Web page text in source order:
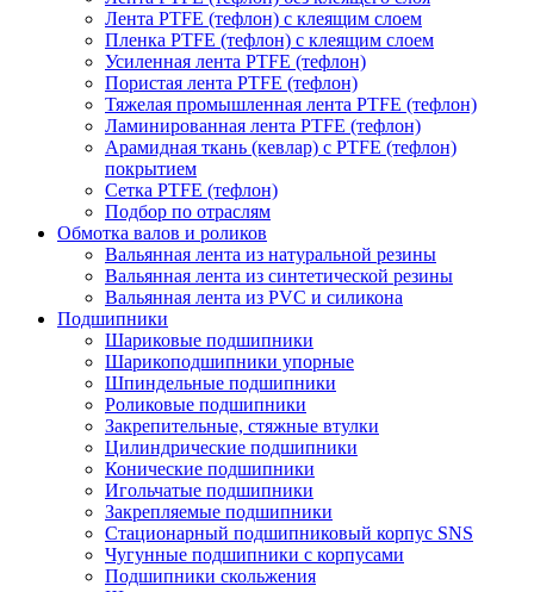
Лента PTFE (тефлон) с клеящим слоем
Пленка PTFE (тефлон) с клеящим слоем
Усиленная лента PTFE (тефлон)
Пористая лента PTFE (тефлон)
Тяжелая промышленная лента PTFE (тефлон)
Ламинированная лента PTFE (тефлон)
Арамидная ткань (кевлар) с PTFE (тефлон)
покрытием
Сетка PTFE (тефлон)
Подбор по отраслям
Обмотка валов и роликов
Вальянная лента из натуральной резины
Вальянная лента из синтетической резины
Вальянная лента из PVC и силикона
Подшипники
Шариковые подшипники
Шарикоподшипники упорные
Шпиндельные подшипники
Роликовые подшипники
Закрепительные, стяжные втулки
Цилиндрические подшипники
Конические подшипники
Игольчатые подшипники
Закрепляемые подшипники
Стационарный подшипниковый корпус SNS
Чугунные подшипники с корпусами
Подшипники скольжения